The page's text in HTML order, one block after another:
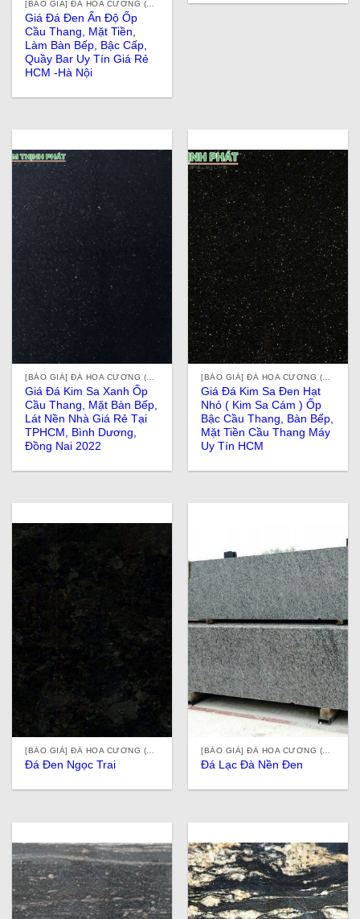
Giá Đá Đen Ấn Độ Ốp
Cầu Thang, Mặt Tiền,
Làm Bàn Bếp, Bậc Cấp,
Quầy Bar Uy Tín Giá Rẻ
HCM -Hà Nội
Giá Đá Kim Sa Xanh Ốp
Cầu Thang, Mặt Bàn Bếp,
Lát Nền Nhà Giá Rẻ Tại
TPHCM, Bình Dương,
Đồng Nai 2022
Giá Đá Kim Sa Đen Hạt
Nhỏ ( Kim Sa Cám ) Ốp
Bậc Cầu Thang, Bàn Bếp,
Mặt Tiền Cầu Thang Máy
Uy Tín HCM
Đá Đen Ngọc Trai Đá Lạc Đà Nền Đen